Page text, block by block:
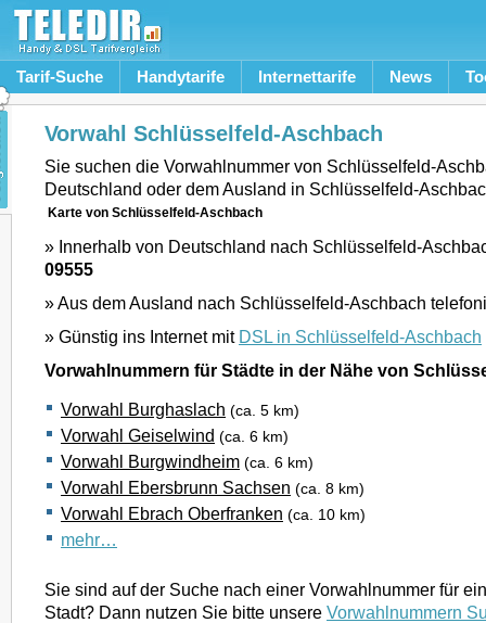
Tarif-Suche Handytarife Internettarife News
Vorwahl Schlüsselfeld-Aschbach
Sie suchen die Vorwahlnummer von Schlüsselfeld-
Deutschland oder dem Ausland in Schlüsselfeld-
Karte von Schlüsselfeld-Aschbach
» Innerhalb von Deutschland nach Schlüsselfeld-
09555
» Aus dem Ausland nach Schlüsselfeld-Aschbach
» Günstig ins Internet mit DSL in Schlüsselfeld-Aschbach
Vorwahlnummern für Städte in der Nähe von
Vorwahl Burghaslach (ca. 5 km)
Vorwahl Geiselwind (ca. 6 km)
Vorwahl Burgwindheim (ca. 6 km)
Vorwahl Ebersbrunn Sachsen (ca. 8 km)
Vorwahl Ebrach Oberfranken (ca. 10 km)
mehr…
Sie sind auf der Suche nach einer Vorwahlnummer für
Stadt? Dann nutzen Sie bitte unsere Vorwahlnummern